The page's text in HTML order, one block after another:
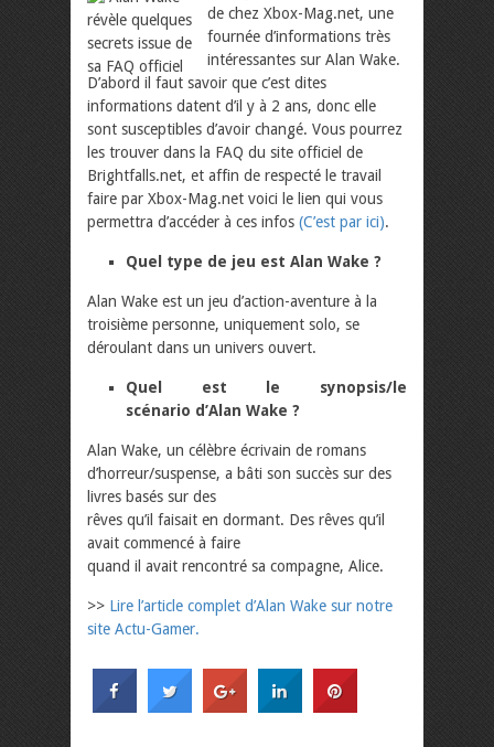
de chez Xbox-Mag.net, une
fournée d’informations très
intéressantes sur Alan Wake.
D’abord il faut savoir que c’est dites
informations datent d’il y à 2 ans, donc elle
sont susceptibles d’avoir changé. Vous pourrez
les trouver dans la FAQ du site officiel de
Brightfalls.net, et affin de respecté le travail
faire par Xbox-Mag.net voici le lien qui vous
permettra d’accéder à ces infos (C’est par ici).
Quel type de jeu est Alan Wake ?
Alan Wake est un jeu d’action-aventure à la
troisième personne, uniquement solo, se
déroulant dans un univers ouvert.
Quel est le synopsis/le
scénario d’Alan Wake ?
Alan Wake, un célèbre écrivain de romans
d’horreur/suspense, a bâti son succès sur des
livres basés sur des
rêves qu’il faisait en dormant. Des rêves qu’il
avait commencé à faire
quand il avait rencontré sa compagne, Alice.
>> Lire l’article complet d’Alan Wake sur notre
site Actu-Gamer.